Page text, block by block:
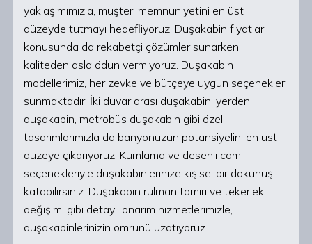
yaklaşımımızla, müşteri memnuniyetini en üst
düzeyde tutmayı hedefliyoruz. Duşakabin fiyatları
konusunda da rekabetçi çözümler sunarken,
kaliteden asla ödün vermiyoruz. Duşakabin
modellerimiz, her zevke ve bütçeye uygun seçenekler
sunmaktadır. İki duvar arası duşakabin, yerden
duşakabin, metrobüs duşakabin gibi özel
tasarımlarımızla da banyonuzun potansiyelini en üst
düzeye çıkarıyoruz. Kumlama ve desenli cam
seçenekleriyle duşakabinlerinize kişisel bir dokunuş
katabilirsiniz. Duşakabin rulman tamiri ve tekerlek
değişimi gibi detaylı onarım hizmetlerimizle,
duşakabinlerinizin ömrünü uzatıyoruz.